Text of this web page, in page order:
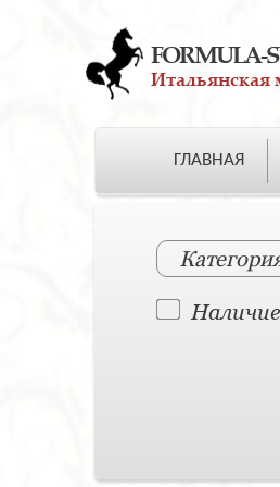
FORMULA-
Итальянская
ГЛАВНАЯ
Наличие